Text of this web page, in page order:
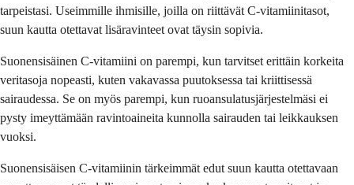
tarpeistasi. Useimmille ihmisille, joilla on riittävät C-vitamiinitasot,
suun kautta otettavat lisäravinteet ovat täysin sopivia.
Suonensisäinen C-vitamiini on parempi, kun tarvitset erittäin korkeita
veritasoja nopeasti, kuten vakavassa puutoksessa tai kriittisessä
sairaudessa. Se on myös parempi, kun ruoansulatusjärjestelmäsi ei
pysty imeyttämään ravintoaineita kunnolla sairauden tai leikkauksen
vuoksi.
Suonensisäisen C-vitamiinin tärkeimmät edut suun kautta otettavaan